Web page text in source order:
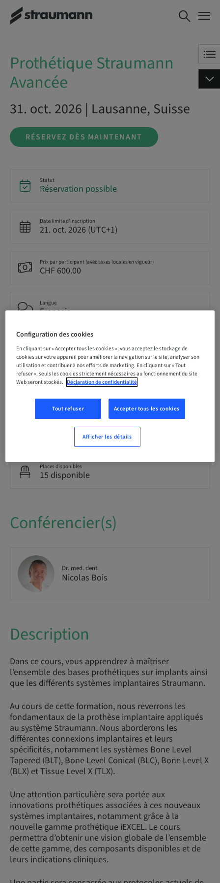
Prothétique
Straumann
Prothétique Straumann
Avancée
31. oct. 2026 | Lausanne, Suisse
RÉSERVEZ DÈS MAINTENANT
Statut
Réservation possible
Date limite d’inscription
21. oct. 2026 (UTC+1)
Prix par participant (avec taxes locales en vigueur)
CHF 600.00
Langue
Français
7.00 Points
Méthode de livraison
Places disponibles
15 disponible
Conférencier(s)
Dr. med. dent.
Nicolas Bois
Description
Dans ce cours, vous apprendrez à maîtriser
l’ensemble des bases prothétiques sur implants ainsi
que les différents systèmes implantaires Straumann.
Au cours de cette formation, nous reverrons les
fondamentaux de la prothèse implantaire appliqués
au système Straumann. Nous aborderons les
différentes connexions implantaires et leurs
spécificités, notamment les systèmes Bone Level
Tapered (BLT), Bone Level Conical (BLC), Bone Level X
(BLX) et Tissue Level X (TLX).
Une attention particulière sera portée aux
innovations prothétiques associées à ces nouveaux
systèmes implantaires, notamment grâce à la
nouvelle gamme prothétique iEXCEL. Le cours
permettra d’obtenir une vision globale de l’ensemble
de cette gamme, des composants disponibles et de
leurs indications cliniques.
Configuration des cookies
En cliquant sur « Accepter tous les cookies », vous acceptez le stockage de
cookies sur votre appareil pour améliorer la navigation sur le site, analyser son
utilisation et contribuer à nos efforts de marketing. En cliquant sur « Tout
refuser », seuls les cookies strictement nécessaires au fonctionnement du site
Web seront stockés. Déclaration de confidentialité
Tout refuser Accepter tous les cookies
Afficher les détails